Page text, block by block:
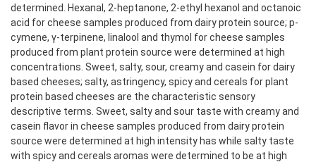
determined. Hexanal, 2-heptanone, 2-ethyl hexanol and octanoic
acid for cheese samples produced from dairy protein source; p-
cymene, γ-terpinene, linalool and thymol for cheese samples
produced from plant protein source were determined at high
concentrations. Sweet, salty, sour, creamy and casein for dairy
based cheeses; salty, astringency, spicy and cereals for plant
protein based cheeses are the characteristic sensory
descriptive terms. Sweet, salty and sour taste with creamy and
casein flavor in cheese samples produced from dairy protein
source were determined at high intensity has while salty taste
with spicy and cereals aromas were determined to be at high